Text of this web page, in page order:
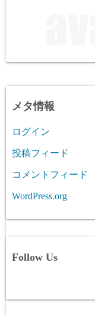
メタ情報
ログイン
投稿フィード
コメントフィード
WordPress.org
Follow Us